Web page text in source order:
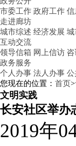
市委工作 政府工作 信
走进廊坊
城市综述 经济发展 城
互动交流
领导信箱 网上信访
政务服务
个人办事 法人办事 公
您现在的位置： 首页>
文明实践
长安社区举办
2019年